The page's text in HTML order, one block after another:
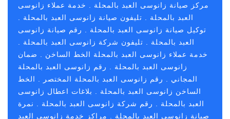
مركز صيانة زانوسى العبد بالمحلة . خدمة عملاء زانوسى
العبد بالمحلة . تليفون صيانة زانوسى العبد بالمحلة .
توكيل صيانة زانوسى العبد بالمحلة . رقم صيانة زانوسى
العبد بالمحلة . تليفون شركة زانوسى العبد بالمحلة .
خدمة عملاء زانوسى العبد بالمحلة الخط الساخن . ضمان
زانوسى العبد بالمحلة . رقم زانوسى العبد بالمحلة
المجاني . رقم زانوسى العبد بالمحلة المختصر . الخط
الساخن زانوسى العبد بالمحلة . بلاغات اعطال زانوسى
العبد بالمحلة . رقم شركة زانوسى العبد بالمحلة . نمرة
صيانة زانوسى العبد بالمحلة . مراكز خدمة زانوسى العبد